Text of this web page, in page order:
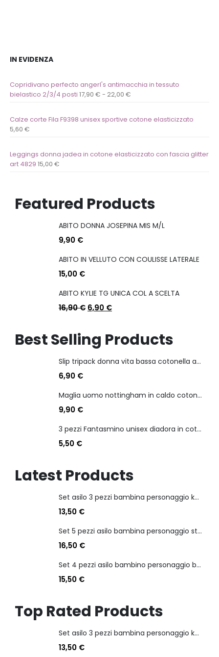
IN EVIDENZA
Copridivano perfecto angerl's antimacchia in tessuto
bielastico 2/3/4 posti 17,90 € - 22,00 €
Calze corte Fila F9398 unisex sportive cotone elasticizzato
5,60 €
Leggings donna jadea in cotone elasticizzato con fascia glitter
art 4829 15,00 €
Featured Products
ABITO DONNA JOSEPINA MIS M/L
9,90 €
ABITO IN VELLUTO CON COULISSE LATERALE
15,00 €
ABITO KYLIE TG UNICA COL A SCELTA
16,90€ 6,90 €
Best Selling Products
Slip tripack donna vita bassa cotonella art 3165 in cotone elasticizzato
6,90 €
Maglia uomo nottingham in caldo cotone scollo a v manica lunga
9,90 €
3 pezzi Fantasmino unisex diadora in cotone mercerizzato tg dalla 35 alla 46
5,50 €
Latest Products
Set asilo 3 pezzi bambina personaggio kuromi
13,50 €
Set 5 pezzi asilo bambina personaggio stitch angel
16,50 €
Set 4 pezzi asilo bambino personaggio batman
15,50 €
Top Rated Products
Set asilo 3 pezzi bambina personaggio kuromi
13,50 €